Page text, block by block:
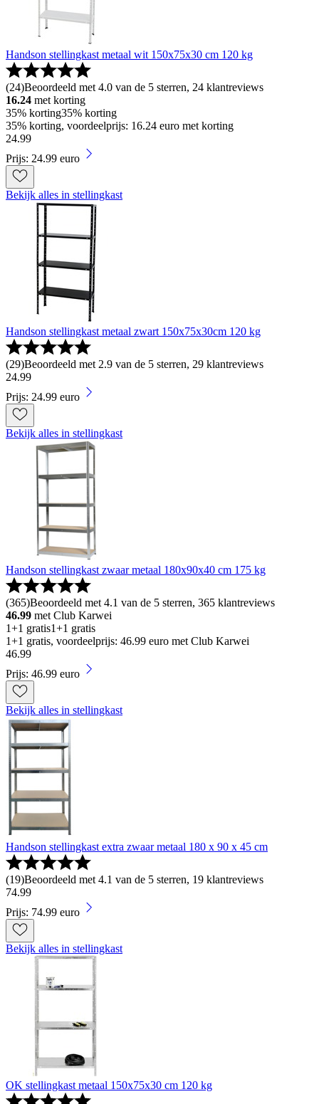
Handson stellingkast metaal wit 150x75x30 cm 120 kg
(24)Beoordeeld met 4.0 van de 5 sterren, 24 klantreviews
16.24 met korting
35% korting35% korting
35% korting, voordeelprijs: 16.24 euro met korting
24.99
Prijs: 24.99 euro
Bekijk alles in stellingkast
Handson stellingkast metaal zwart 150x75x30cm 120 kg
(29)Beoordeeld met 2.9 van de 5 sterren, 29 klantreviews
24.99
Prijs: 24.99 euro
Bekijk alles in stellingkast
Handson stellingkast zwaar metaal 180x90x40 cm 175 kg
(365)Beoordeeld met 4.1 van de 5 sterren, 365 klantreviews
46.99 met Club Karwei
1+1 gratis1+1 gratis
1+1 gratis, voordeelprijs: 46.99 euro met Club Karwei
46.99
Prijs: 46.99 euro
Bekijk alles in stellingkast
Handson stellingkast extra zwaar metaal 180 x 90 x 45 cm
(19)Beoordeeld met 4.1 van de 5 sterren, 19 klantreviews
74.99
Prijs: 74.99 euro
Bekijk alles in stellingkast
OK stellingkast metaal 150x75x30 cm 120 kg